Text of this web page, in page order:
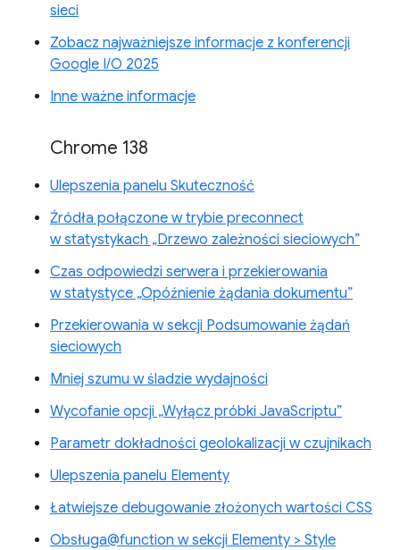
sieci
Zobacz najważniejsze informacje z konferencji
Google I/O 2025
Inne ważne informacje
Chrome 138
Ulepszenia panelu Skuteczność
Źródła połączone w trybie preconnect
w statystykach „Drzewo zależności sieciowych”
Czas odpowiedzi serwera i przekierowania
w statystyce „Opóźnienie żądania dokumentu”
Przekierowania w sekcji Podsumowanie żądań
sieciowych
Mniej szumu w śladzie wydajności
Wycofanie opcji „Wyłącz próbki JavaScriptu”
Parametr dokładności geolokalizacji w czujnikach
Ulepszenia panelu Elementy
Łatwiejsze debugowanie złożonych wartości CSS
Obsługa@function w sekcji Elementy > Style